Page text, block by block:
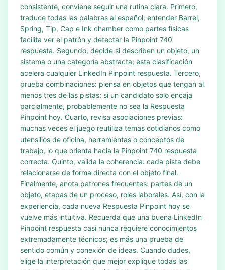
consistente, conviene seguir una rutina clara. Primero,
traduce todas las palabras al español; entender Barrel,
Spring, Tip, Cap e Ink chamber como partes físicas
facilita ver el patrón y detectar la Pinpoint 740
respuesta. Segundo, decide si describen un objeto, un
sistema o una categoría abstracta; esta clasificación
acelera cualquier LinkedIn Pinpoint respuesta. Tercero,
prueba combinaciones: piensa en objetos que tengan al
menos tres de las pistas; si un candidato solo encaja
parcialmente, probablemente no sea la Respuesta
Pinpoint hoy. Cuarto, revisa asociaciones previas:
muchas veces el juego reutiliza temas cotidianos como
utensilios de oficina, herramientas o conceptos de
trabajo, lo que orienta hacia la Pinpoint 740 respuesta
correcta. Quinto, valida la coherencia: cada pista debe
relacionarse de forma directa con el objeto final.
Finalmente, anota patrones frecuentes: partes de un
objeto, etapas de un proceso, roles laborales. Así, con la
experiencia, cada nueva Respuesta Pinpoint hoy se
vuelve más intuitiva. Recuerda que una buena LinkedIn
Pinpoint respuesta casi nunca requiere conocimientos
extremadamente técnicos; es más una prueba de
sentido común y conexión de ideas. Cuando dudes,
elige la interpretación que mejor explique todas las